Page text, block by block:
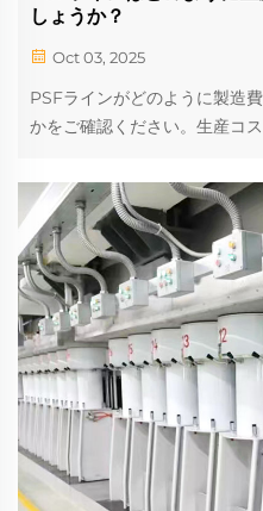
しょうか？
Oct 03, 2025
PSFラインがどのように製造
かをご確認ください。生産コ
ださい。